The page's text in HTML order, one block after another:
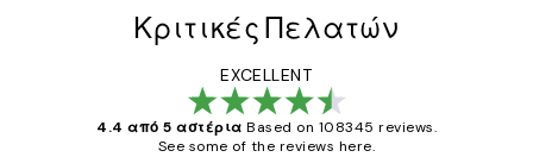
Κριτικές Πελατών
EXCELLENT
4.4 από 5 αστέρια Based on 108345 reviews.
See some of the reviews here.